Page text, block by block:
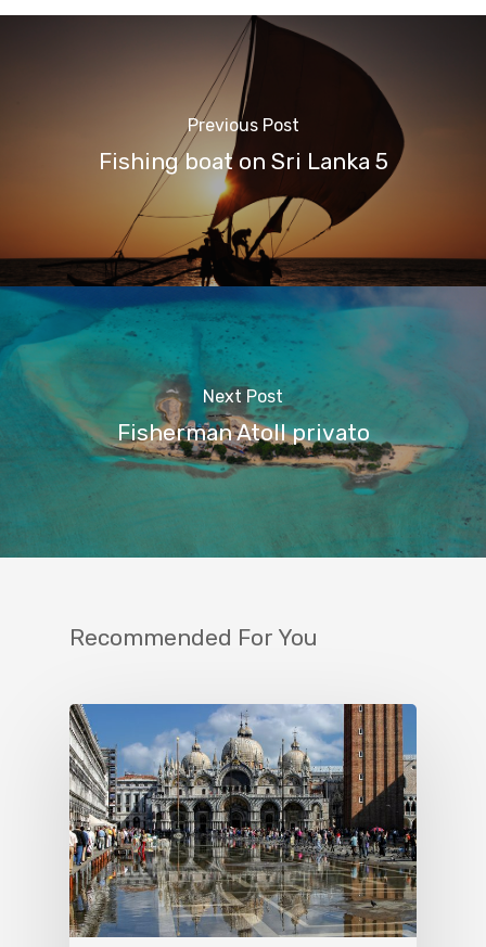
Previous Post
Fishing boat on Sri Lanka 5
Next Post
Fisherman Atoll privato
Recommended For You